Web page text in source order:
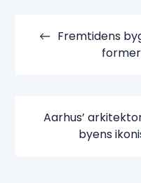
Fremtidens
Aarhus’
byens